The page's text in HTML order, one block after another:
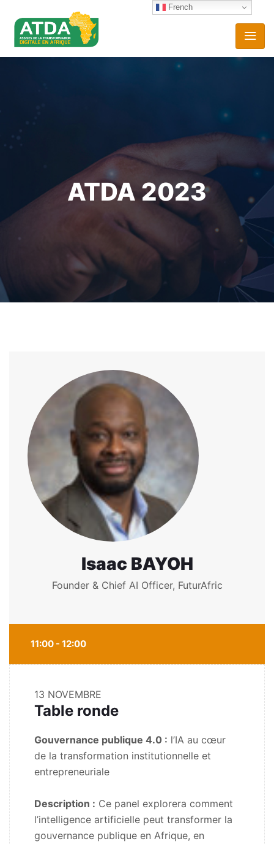
ATDA 2023
Isaac BAYOH
Founder & Chief AI Officer, FuturAfric
11:00 - 12:00
13 NOVEMBRE
Table ronde
Gouvernance publique 4.0 : l’IA au cœur
de la transformation institutionnelle et
entrepreneuriale
Description : Ce panel explorera comment
l’intelligence artificielle peut transformer la
gouvernance publique en Afrique, en
French